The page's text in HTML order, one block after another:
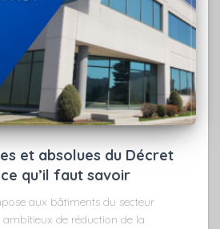
et absolues du Décret
qu’il faut savoir
aux bâtiments du secteur
de réduction de la